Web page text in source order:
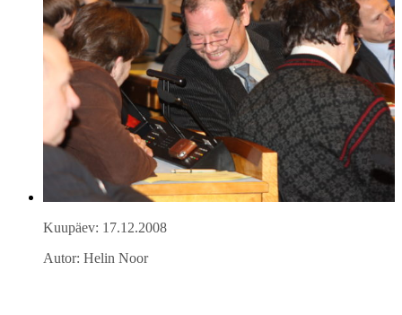
Kuupäev: 17.12.2008
Autor: Helin Noor